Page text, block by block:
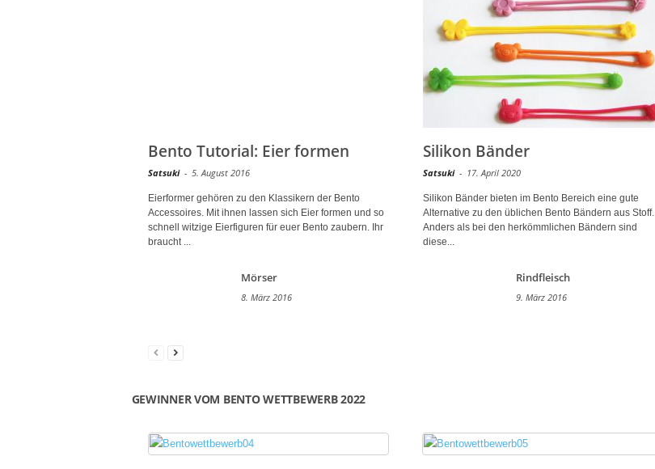
Bento Tutorial: Eier formen
Satsuki - 5. August 2016
Eierformer gehören zu den Klassikern der Bento
Accessoires. Mit ihnen lassen sich Eier formen und so
schnell witzige Eierfiguren für euer Bento zaubern. Ihr
braucht ...
Silikon Bänder
Satsuki - 17. April 2020
Silikon Bänder bieten im Bento Bereich eine gute
Alternative zu den üblichen Bento Bändern aus Stoff.
Anders als bei den herkömmlichen Bändern sind
diese...
Mörser
8. März 2016
Rindfleisch
9. März 2016
GEWINNER VOM BENTO WETTBEWERB 2022